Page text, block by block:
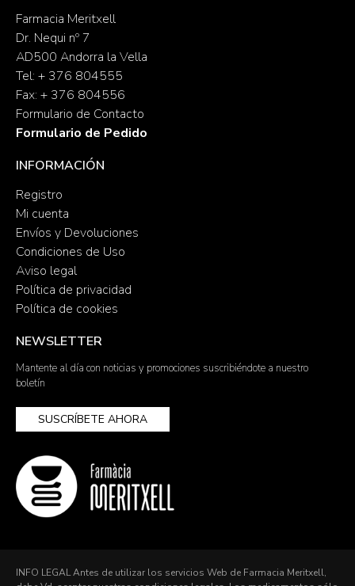
Farmacia Meritxell
Dr. Nequi nº 7
AD500 Andorra la Vella
Tel: + 376 804555
Fax: + 376 804556
Formulario de Contacto
Formulario de Pedido
INFORMACIÓN
Registro
Mi cuenta
Envíos y Devoluciones
Condiciones de Uso
Aviso legal
Política de privacidad
Política de cookies
NEWSLETTER
Mantente al día con noticias y promociones suscribiéndote a nuestro
boletín
SUSCRÍBETE AHORA
INFO LEGAL Antes de utilizar los servicios Web de Farmacia Meritxell,